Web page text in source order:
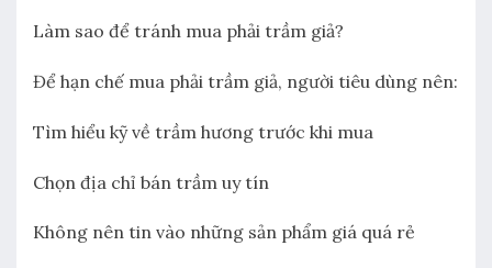
Làm sao để tránh mua phải trầm giả?
Để hạn chế mua phải trầm giả, người tiêu dùng nên:
Tìm hiểu kỹ về trầm hương trước khi mua
Chọn địa chỉ bán trầm uy tín
Không nên tin vào những sản phẩm giá quá rẻ